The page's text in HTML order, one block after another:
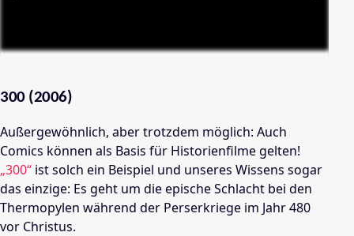
300 (2006)
Außergewöhnlich, aber trotzdem möglich: Auch
Comics können als Basis für Historienfilme gelten!
„300“ ist solch ein Beispiel und unseres Wissens sogar
das einzige: Es geht um die epische Schlacht bei den
Thermopylen während der Perserkriege im Jahr 480
vor Christus.